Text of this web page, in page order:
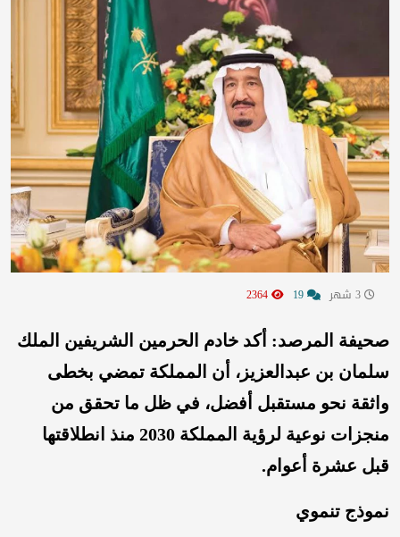
صحيفة المرصد: أكد خادم الحرمين الشريفين الملك
سلمان بن عبدالعزيز، أن المملكة تمضي بخطى
واثقة نحو مستقبل أفضل، في ظل ما تحقق من
منجزات نوعية لرؤية المملكة 2030 منذ انطلاقتها
قبل عشرة أعوام.
نموذج تنموي